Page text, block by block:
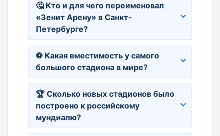
🤔 Кто и для чего переименовал
«Зенит Арену» в Санкт-
Петербурге?
⚽ Какая вместимость у самого
большого стадиона в мире?
🏆 Сколько новых стадионов было
построено к российскому
мундиалю?